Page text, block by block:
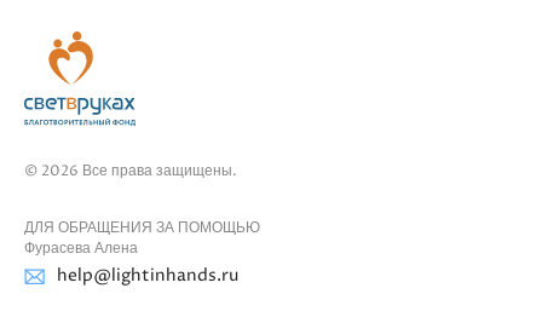
© 2026 Все права защищены.
ДЛЯ ОБРАЩЕНИЯ ЗА ПОМОЩЬЮ
Фурасева Алена
help@lightinhands.ru